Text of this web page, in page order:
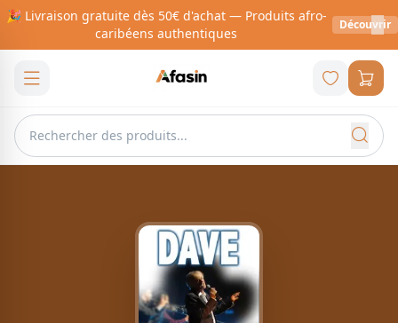
🎉 Livraison gratuite dès 50€ d'achat — Produits afro-
caribéens authentiques
Découvrir